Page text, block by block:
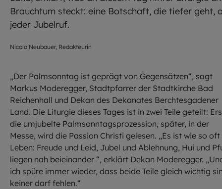
Brauchtum steckt: eine Botschaft, die tiefer geht,
jeder Jubelruf.
Nicola Neubauer, Redakteurin
„Der Palmsonntag ist geprägt von Gegensätzen“, sagt
Markus Moderegger, Stadtpfarrer der Stadtkirche Bad
Reichenhall und Dekan des Dekanates Berchtesgadener
Land. Die Liturgie dieses Tages ist in zwei Teile geteilt:
die umjubelte Palmsonntagsprozession, später, in der
Messe, wird die Passion Christi gelesen. „Es ist wie so
Leben: Freude und Leid, Jubel und Ablehnung, Hui und
liegen nah beieinander “, erklärt Dekan Moderegger.
ich spüre immer wieder, dass beide Teile gleich wichtig
keiner darf fehlen.“